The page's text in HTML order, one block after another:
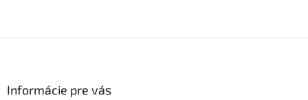
Informácie pre vás